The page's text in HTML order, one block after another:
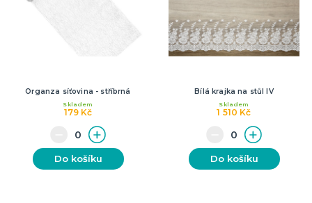
Organza síťovina - stříbrná
179 Kč
Skladem
Do košíku
Bílá krajka na stůl IV
1 510 Kč
Skladem
Do košíku